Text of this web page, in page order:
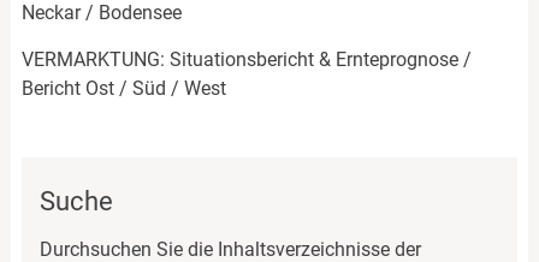
Neckar / Bodensee
VERMARKTUNG: Situationsbericht & Ernteprognose /
Bericht Ost / Süd / West
Suche
Durchsuchen Sie die Inhaltsverzeichnisse der